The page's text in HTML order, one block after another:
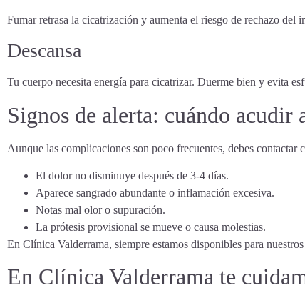
Fumar retrasa la cicatrización y aumenta el riesgo de rechazo del
Descansa
Tu cuerpo necesita energía para cicatrizar. Duerme bien y evita
Signos de alerta: cuándo acudir
Aunque las complicaciones son poco frecuentes, debes contactar
El dolor no disminuye después de 3-4 días.
Aparece sangrado abundante o inflamación excesiva.
Notas mal olor o supuración.
La prótesis provisional se mueve o causa molestias.
En Clínica Valderrama, siempre estamos disponibles para
En Clínica Valderrama te